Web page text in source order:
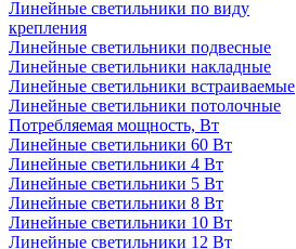
Линейные светильники по виду
крепления
Линейные светильники подвесные
Линейные светильники накладные
Линейные светильники встраиваемые
Линейные светильники потолочные
Потребляемая мощность, Вт
Линейные светильники 60 Вт
Линейные светильники 4 Вт
Линейные светильники 5 Вт
Линейные светильники 8 Вт
Линейные светильники 10 Вт
Линейные светильники 12 Вт